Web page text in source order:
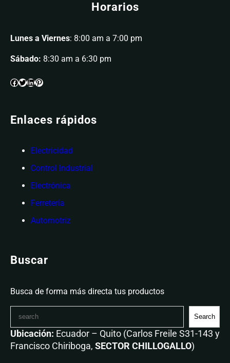
Horarios
Lunes a Viernes: 8:00 am a 7:00 pm
Sábado: 8:30 am a 6:30 pm
Enlaces rápidos
Electricidad
Control Industrial
Electrónica
Ferretería
Automotriz
Buscar
Busca de forma más directa tus productos
Search
Ubicación: Ecuador – Quito (Carlos Freile S31-143 y
Francisco Chiriboga, SECTOR CHILLOGALLO)